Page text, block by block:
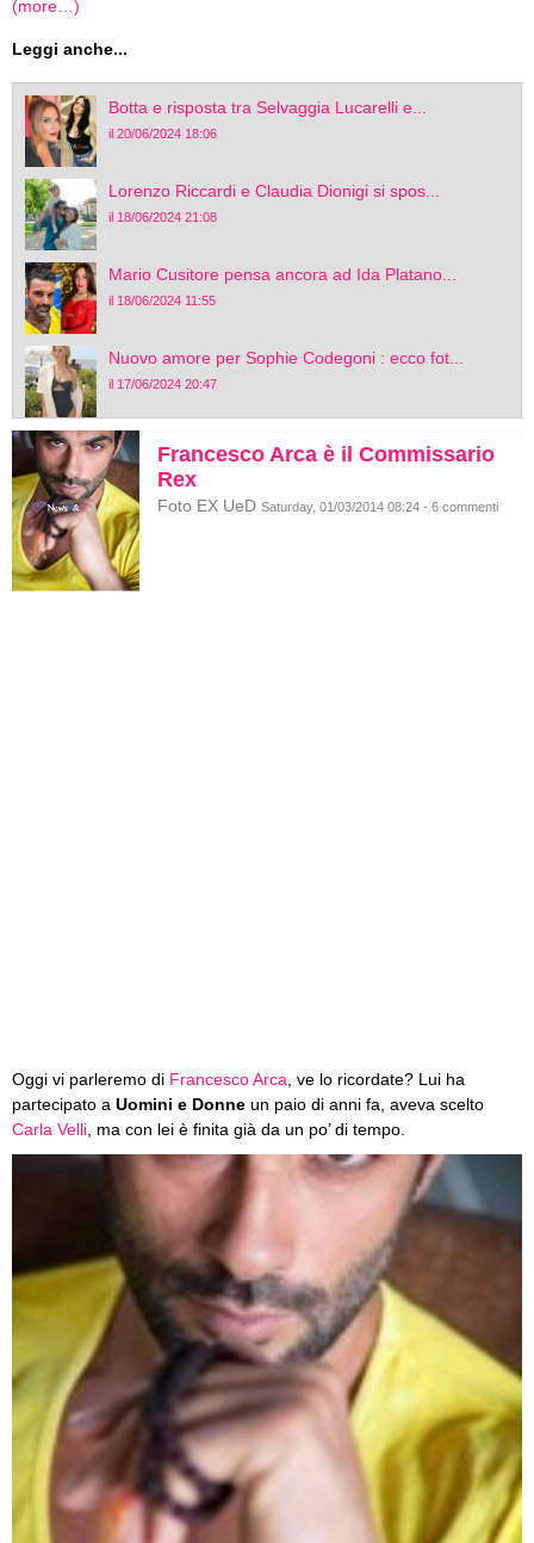
(more…)
Leggi anche...
Botta e risposta tra Selvaggia Lucarelli e...
il 20/06/2024 18:06
Lorenzo Riccardi e Claudia Dionigi si spos...
il 18/06/2024 21:08
Mario Cusitore pensa ancora ad Ida Platano...
il 18/06/2024 11:55
Nuovo amore per Sophie Codegoni : ecco fot...
il 17/06/2024 20:47
Francesco Arca è il Commissario
Rex
Foto EX UeD Saturday, 01/03/2014 08:24 - 6 commenti
Oggi vi parleremo di Francesco Arca , ve lo ricordate? Lui ha
partecipato a Uomini e Donne un paio di anni fa, aveva scelto
Carla Velli , ma con lei è finita già da un po’ di tempo.